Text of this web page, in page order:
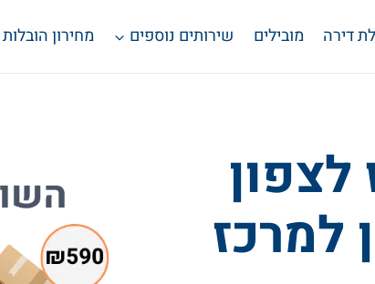
דירה מובילים שירותים נוספים מחירון הובלות
למרכז